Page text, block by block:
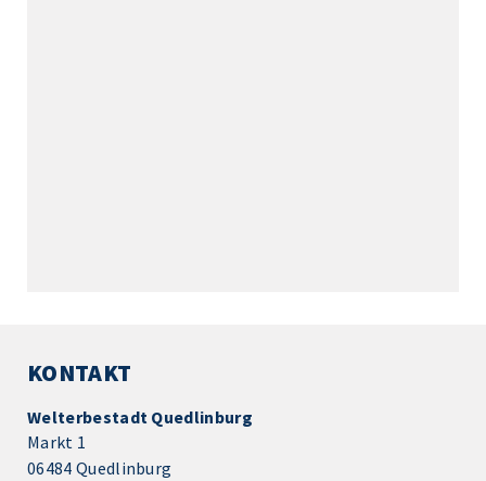
KONTAKT
Welterbestadt Quedlinburg
Markt 1
06484 Quedlinburg